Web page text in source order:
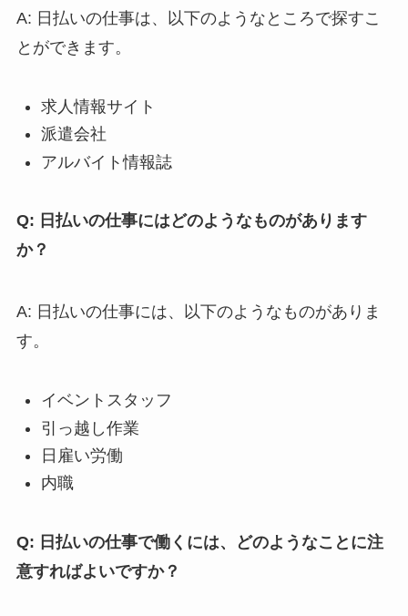
A: 日払いの仕事は、以下のようなところで探すこ
とができます。
求人情報サイト
派遣会社
アルバイト情報誌
Q: 日払いの仕事にはどのようなものがあります
か？
A: 日払いの仕事には、以下のようなものがありま
す。
イベントスタッフ
引っ越し作業
日雇い労働
内職
Q: 日払いの仕事で働くには、どのようなことに注
意すればよいですか？